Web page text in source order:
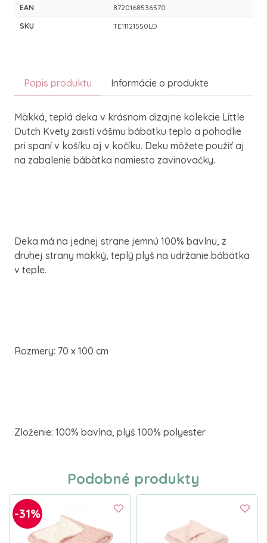
EAN 8720168536570
SKU TE11121550LD
Popis produktu Informácie o produkte
Mäkká, teplá deka v krásnom dizajne kolekcie Little
Dutch Kvety zaistí vášmu bábätku teplo a pohodlie
pri spaní v košíku aj v kočíku. Deku môžete použiť aj
na zabalenie bábätka namiesto zavinovačky.
Deka má na jednej strane jemnú 100% bavlnu, z
druhej strany mäkký, teplý plyš na udržanie bábätka
v teple.
Rozmery: 70 x 100 cm
Zloženie: 100% bavlna, plyš 100% polyester
Podobné produkty
-31%